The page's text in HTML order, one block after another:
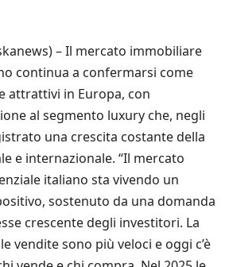
– Il mercato immobiliare
continua a confermarsi come
attrattivi in Europa, con
al segmento luxury che, negli
una crescita costante della
e internazionale. “Il mercato
italiano sta vivendo un
sostenuto da una domanda
crescente degli investitori. La
vendite sono più veloci e oggi c’è